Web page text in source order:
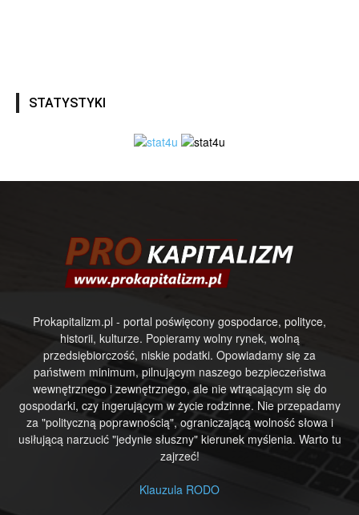
STATYSTYKI
Prokapitalizm.pl - portal poświęcony gospodarce, polityce,
historii, kulturze. Popieramy wolny rynek, wolną
przedsiębiorczość, niskie podatki. Opowiadamy się za
państwem minimum, pilnującym naszego bezpieczeństwa
wewnętrznego i zewnętrznego, ale nie wtrącającym się do
gospodarki, czy ingerującym w życie rodzinne. Nie przepadamy
za "polityczną poprawnością", ograniczającą wolność słowa i
usiłującą narzucić "jedynie słuszny" kierunek myślenia. Warto tu
zajrzeć!
Klauzula RODO